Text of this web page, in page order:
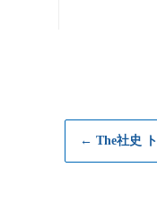
← The社史